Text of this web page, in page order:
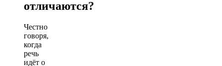
отличаются?
Честно
говоря,
когда
речь
идёт о